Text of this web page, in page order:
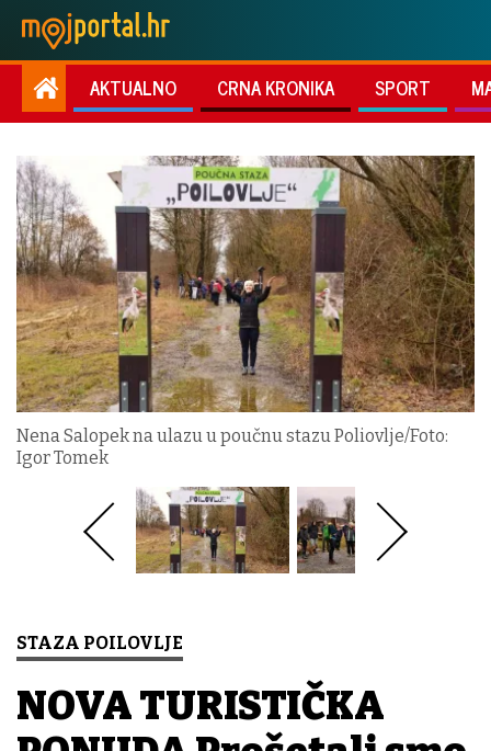
AKTUALNO CRNA KRONIKA SPORT
Nena Salopek na ulazu u poučnu stazu Poliovlje/Foto:
Igor Tomek
STAZA POILOVLJE
NOVA TURISTIČKA